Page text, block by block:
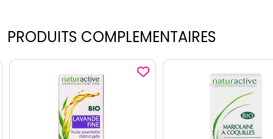
PRODUITS COMPLEMENTAIRES